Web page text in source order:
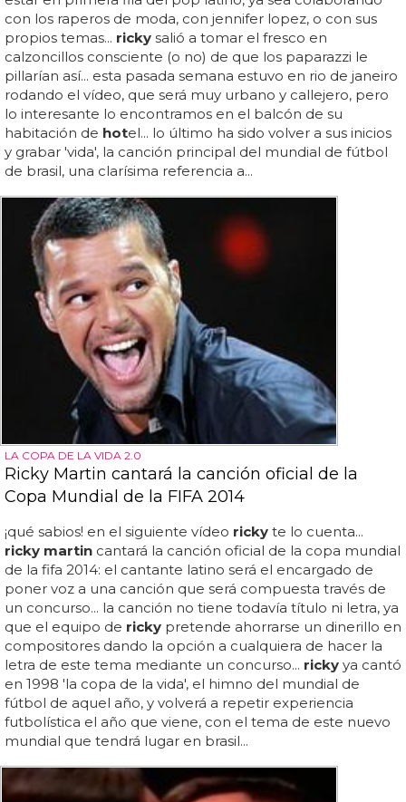
con los raperos de moda, con jennifer lopez, o con sus
propios temas... ricky salió a tomar el fresco en
calzoncillos consciente (o no) de que los paparazzi le
pillarían así... esta pasada semana estuvo en rio de janeiro
rodando el vídeo, que será muy urbano y callejero, pero
lo interesante lo encontramos en el balcón de su
habitación de hotel... lo último ha sido volver a sus inicios
y grabar 'vida', la canción principal del mundial de fútbol
de brasil, una clarísima referencia a...
LA COPA DE LA VIDA 2.0
Ricky Martin cantará la canción oficial de la
Copa Mundial de la FIFA 2014
¡qué sabios! en el siguiente vídeo ricky te lo cuenta...
ricky martin cantará la canción oficial de la copa mundial
de la fifa 2014: el cantante latino será el encargado de
poner voz a una canción que será compuesta través de
un concurso... la canción no tiene todavía título ni letra, ya
que el equipo de ricky pretende ahorrarse un dinerillo en
compositores dando la opción a cualquiera de hacer la
letra de este tema mediante un concurso... ricky ya cantó
en 1998 'la copa de la vida', el himno del mundial de
fútbol de aquel año, y volverá a repetir experiencia
futbolística el año que viene, con el tema de este nuevo
mundial que tendrá lugar en brasil...